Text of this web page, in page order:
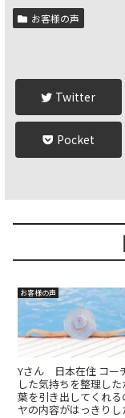
お客様の声
Twitter
Pocket
お客様の声
Yさん 日本在住 コー
した気持ちを整理し
葉を引き出してくれ
ヤの内容がはっきりし